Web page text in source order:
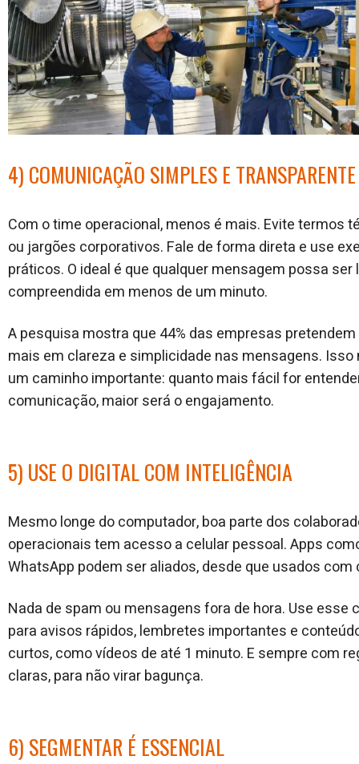
4) COMUNICAÇÃO SIMPLES E TRANSPARENTE
Com o time operacional, menos é mais. Evite termos
ou jargões corporativos. Fale de forma direta e use
práticos. O ideal é que qualquer mensagem possa ser
compreendida em menos de um minuto.
A pesquisa mostra que 44% das empresas
mais em clareza e simplicidade nas mensagens.
um caminho importante: quanto mais fácil for
comunicação, maior será o engajamento.
5) USE O DIGITAL COM INTELIGÊNCIA
Mesmo longe do computador, boa parte dos
operacionais tem acesso a celular pessoal. Apps
WhatsApp podem ser aliados, desde que usados com
Nada de spam ou mensagens fora de hora. Use esse
para avisos rápidos, lembretes importantes e
curtos, como vídeos de até 1 minuto. E sempre com
claras, para não virar bagunça.
6) SEGMENTAR É ESSENCIAL